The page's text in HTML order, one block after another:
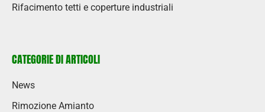
Rifacimento tetti e coperture industriali
CATEGORIE DI ARTICOLI
News
Rimozione Amianto